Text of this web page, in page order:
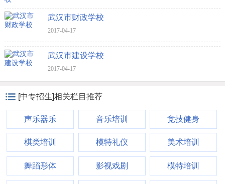
武汉市财政学校
2017-04-17
武汉市建设学校
2017-04-17
[中专招生]相关栏目推荐
声乐器乐 音乐培训 竞技健身
棋类培训 模特礼仪 美术培训
舞蹈形体 影视戏剧 模特培训